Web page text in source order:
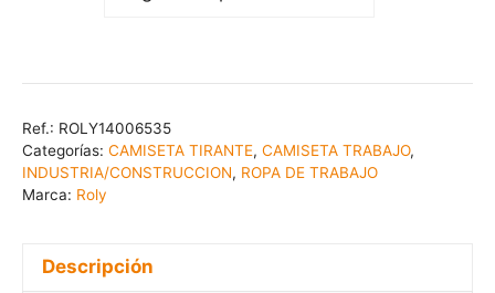
Ref.: ROLY14006535
Categorías: CAMISETA TIRANTE, CAMISETA TRABAJO,
INDUSTRIA/CONSTRUCCION, ROPA DE TRABAJO
Marca: Roly
Descripción